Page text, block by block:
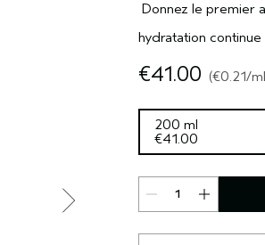
Donnez le premier
hydratation
€41.00 €0.21/ml
200 ml
€41.00